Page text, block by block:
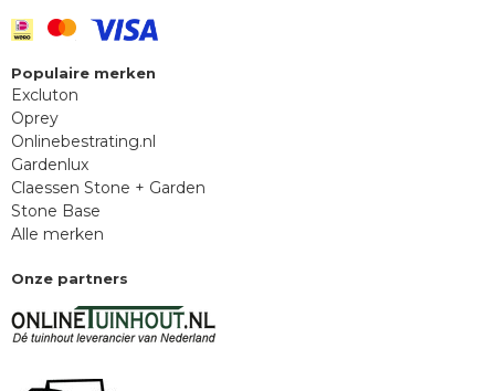
Populaire merken
Excluton
Oprey
Onlinebestrating.nl
Gardenlux
Claessen Stone + Garden
Stone Base
Alle merken
Onze partners